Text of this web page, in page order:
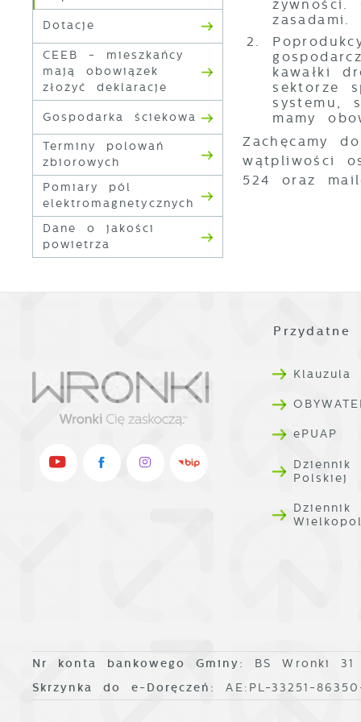
Dotacje
CEEB - mieszkańcy
mają obowiązek
złożyć deklaracje
Gospodarka ściekowa
Terminy polowań
zbiorowych
Pomiary pól
elektromagnetycznych
Dane o jakości
powietrza
żywności.
zasadami.
kawałki
sektorze
systemu,
mamy
Zachęcamy
wątpliwości
524 oraz
Przydatne
Klauzula
ePUAP
Dziennik
Polskiej
Dziennik
Nr konta bankowego Gminy: BS Wronki
Skrzynka do e-Doręczeń:AE:PL-33251-